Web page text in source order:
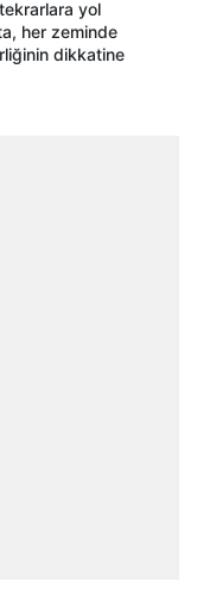
yol
her zeminde
dikkatine